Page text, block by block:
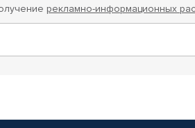
рекламно-информационных